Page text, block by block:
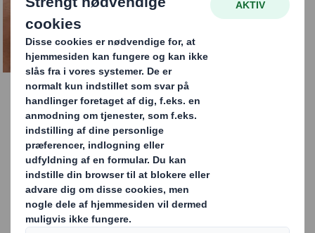
KONTAKT OS HER
Forstå din supply chain
Stigende fokus på forsyningskæder og deres
kompleksitet ligger højt på agendaen for mange ledere
på tværs af brancher i denne tid. Vi har undersøgt
hvilken rolle emballage spiller i den sammenhæng.